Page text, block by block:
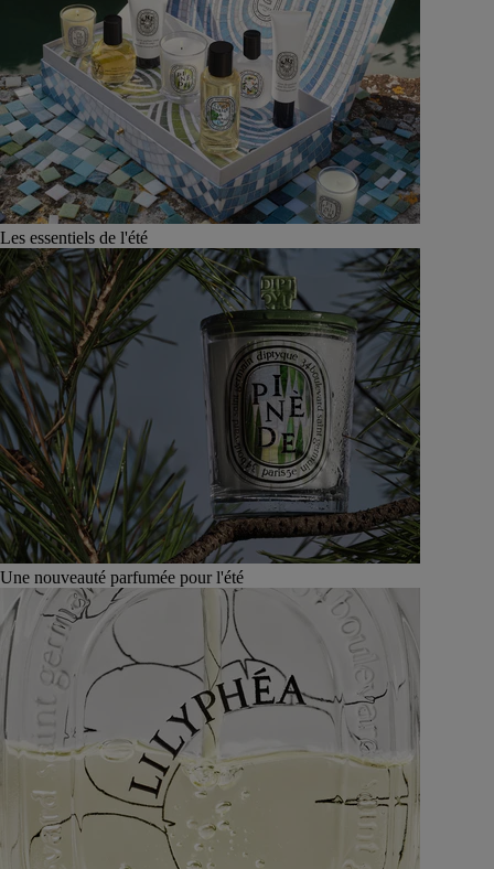
Les essentiels de l'été
Une nouveauté parfumée pour l'été